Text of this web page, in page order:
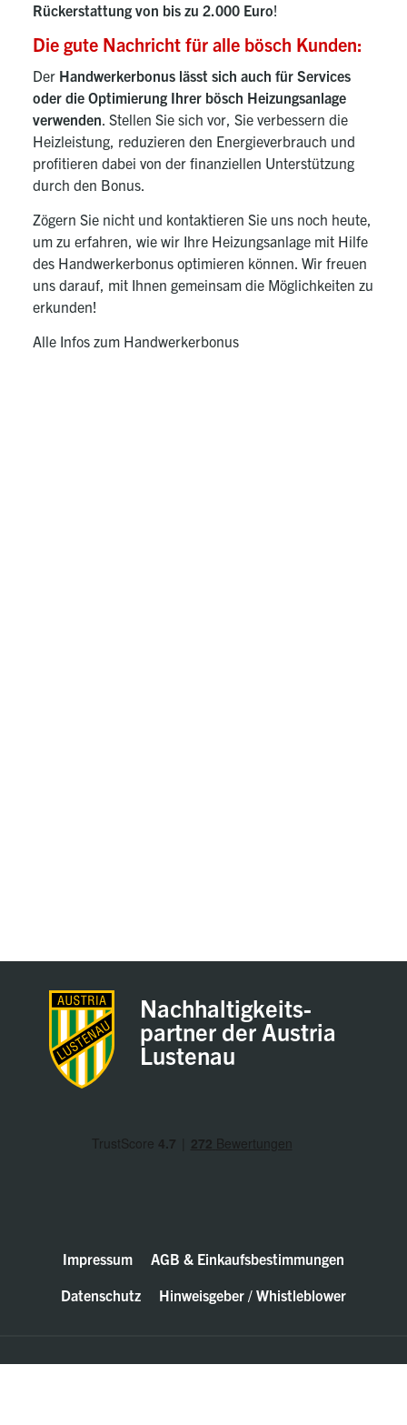
Rückerstattung von bis zu 2.000 Euro!
Die gute Nachricht für alle bösch Kunden:
Der Handwerkerbonus lässt sich auch für Services
oder die Optimierung Ihrer bösch Heizungsanlage
verwenden. Stellen Sie sich vor, Sie verbessern die
Heizleistung, reduzieren den Energieverbrauch und
profitieren dabei von der finanziellen Unterstützung
durch den Bonus.
Zögern Sie nicht und kontaktieren Sie uns noch heute,
um zu erfahren, wie wir Ihre Heizungsanlage mit Hilfe
des Handwerkerbonus optimieren können. Wir freuen
uns darauf, mit Ihnen gemeinsam die Möglichkeiten zu
erkunden!
Alle Infos zum Handwerkerbonus
Nachhaltigkeits-
partner der Austria
Lustenau
Impressum
AGB & Einkaufsbestimmungen
Datenschutz
Hinweisgeber / Whistleblower
© Walter Bösch GmbH & Co. KG